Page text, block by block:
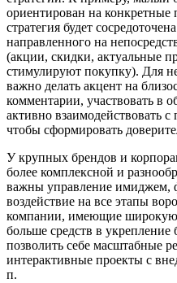
ориентирован на конкретные
стратегия будет
направленного на
(акции, скидки, актуальные
стимулируют покупку). Для
важно делать акцент на
комментарии, участвовать в
активно взаимодействовать
чтобы сформировать
У крупных брендов и
более комплексной и
важны управление имиджем,
воздействие на все этапы
компании, имеющие широкую
больше средств в
позволить себе масштабные
интерактивные проекты с
п.